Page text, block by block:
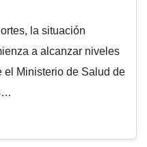
la situación
a alcanzar niveles
el Ministerio de Salud de